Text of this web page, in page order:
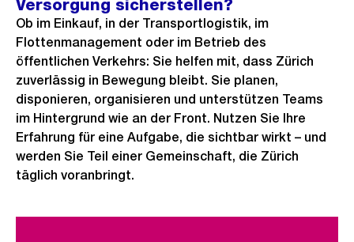
Versorgung sicherstellen?
Ob im Einkauf, in der Transportlogistik, im
Flottenmanagement oder im Betrieb des
öffentlichen Verkehrs: Sie helfen mit, dass Zürich
zuverlässig in Bewegung bleibt. Sie planen,
disponieren, organisieren und unterstützen Teams
im Hintergrund wie an der Front. Nutzen Sie Ihre
Erfahrung für eine Aufgabe, die sichtbar wirkt – und
werden Sie Teil einer Gemeinschaft, die Zürich
täglich voranbringt.